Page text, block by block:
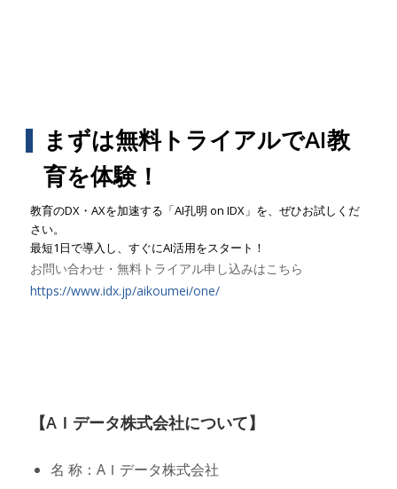
まずは無料トライアルでAI教
育を体験！
教育のDX・AXを加速する「AI孔明 on IDX」を、ぜひお試しくだ
さい。
最短1日で導入し、すぐにAI活用をスタート！
お問い合わせ・無料トライアル申し込みはこちら
https://www.idx.jp/aikoumei/one/
【AＩデータ株式会社について】
名 称：AＩデータ株式会社